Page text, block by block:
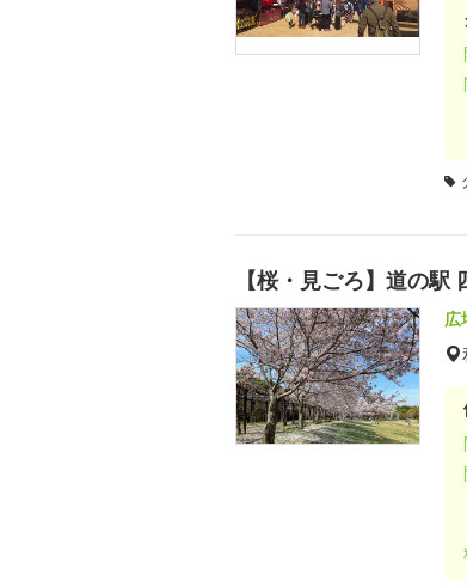
【桜・見ごろ】道の駅
広